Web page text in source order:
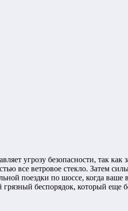
угрозу безопасности, так
все ветровое стекло. Затем
поездки по шоссе, когда ваше
беспорядок, который еще